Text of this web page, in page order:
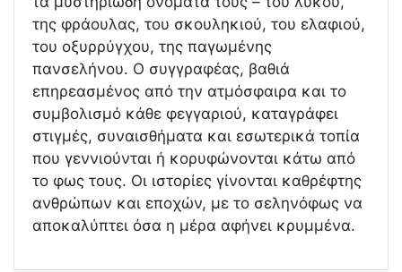
της φράουλας, του σκουληκιού, του ελαφιού,
του οξυρρύγχου, της παγωμένης
πανσελήνου. Ο συγγραφέας, βαθιά
επηρεασμένος από την ατμόσφαιρα και το
συμβολισμό κάθε φεγγαριού, καταγράφει
στιγμές, συναισθήματα και εσωτερικά τοπία
που γεννιούνται ή κορυφώνονται κάτω από
το φως τους. Οι ιστορίες γίνονται καθρέφτης
ανθρώπων και εποχών, με το σεληνόφως να
αποκαλύπτει όσα η μέρα αφήνει κρυμμένα.